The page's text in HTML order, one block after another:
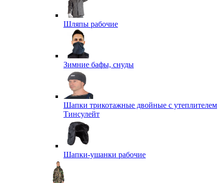
Шляпы рабочие
Зимние бафы, снуды
Шапки трикотажные двойные с утеплителем
Тинсулейт
Шапки-ушанки рабочие